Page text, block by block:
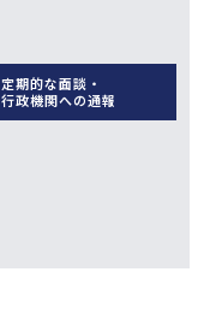
定期的な面談・
行政機関への通報